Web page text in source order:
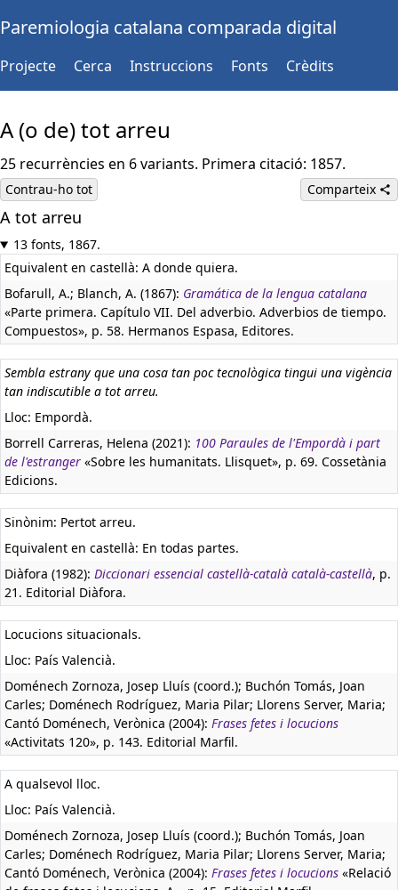
Paremiologia catalana comparada digital
Projecte Cerca Instruccions Fonts Crèdits
A (o de) tot arreu
25 recurrències en 6 variants. Primera citació: 1857.
Contrau-ho tot Comparteix
A tot arreu
13 fonts, 1867.
Equivalent en castellà: A donde quiera.
Bofarull, A.; Blanch, A. (1867): Gramática de la lengua catalana
«Parte primera. Capítulo VII. Del adverbio. Adverbios de tiempo.
Compuestos», p. 58. Hermanos Espasa, Editores.
Sembla estrany que una cosa tan poc tecnològica tingui una vigència
tan indiscutible a tot arreu.
Lloc: Empordà.
Borrell Carreras, Helena (2021): 100 Paraules de l'Empordà i part
de l'estranger «Sobre les humanitats. Llisquet», p. 69. Cossetània
Edicions.
Sinònim: Pertot arreu.
Equivalent en castellà: En todas partes.
Diàfora (1982): Diccionari essencial castellà-català català-castellà, p.
21. Editorial Diàfora.
Locucions situacionals.
Lloc: País Valencià.
Doménech Zornoza, Josep Lluís (coord.); Buchón Tomás, Joan
Carles; Doménech Rodríguez, Maria Pilar; Llorens Server, Maria;
Cantó Doménech, Verònica (2004): Frases fetes i locucions
«Activitats 120», p. 143. Editorial Marfil.
A qualsevol lloc.
Lloc: País Valencià.
Doménech Zornoza, Josep Lluís (coord.); Buchón Tomás, Joan
Carles; Doménech Rodríguez, Maria Pilar; Llorens Server, Maria;
Cantó Doménech, Verònica (2004): Frases fetes i locucions «Relació